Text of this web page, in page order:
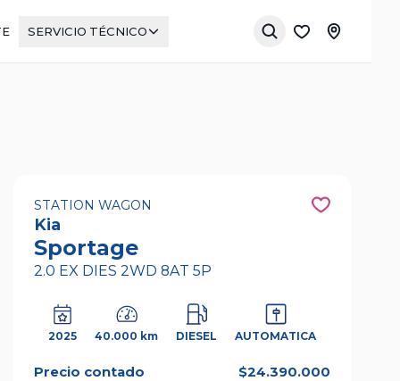
SERVICIO TÉCNICO
STATION WAGON
Kia
Sportage
2.0 EX DIES 2WD 8AT 5P
2025 40.000 km DIESEL AUTOMATICA
Precio contado
$24.390.000